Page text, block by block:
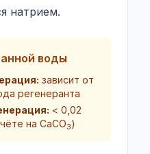
натрием.
воды
зависит от
регенеранта
< 0,02
на CaCO3)